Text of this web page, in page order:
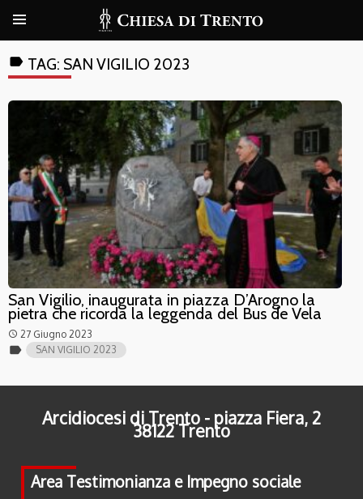
label TAG: SAN VIGILIO 2023
San Vigilio, inaugurata in piazza D’Arogno la
pietra che ricorda la leggenda del Bus de Vela
access_time 27 Giugno 2023
label SAN VIGILIO 2023
Arcidiocesi di Trento - piazza Fiera, 2
38122 Trento
Area Testimonianza e Impegno sociale